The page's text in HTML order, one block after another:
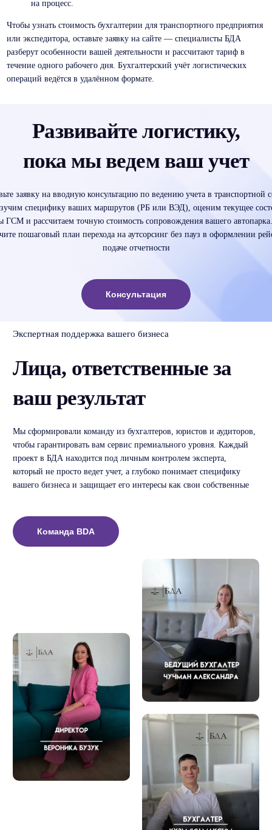
на процесс.
Чтобы узнать стоимость бухгалтерии для транспортного предприятия
или экспедитора, оставьте заявку на сайте — специалисты БДА
разберут особенности вашей деятельности и рассчитают тариф в
течение одного рабочего дня. Бухгалтерский учёт логистических
операций ведётся в удалённом формате.
Развивайте логистику,
пока мы ведем ваш учет
заявку на вводную консультацию по ведению учета в транспортной
специфику ваших маршрутов (РБ или ВЭД), оценим текущее
ГСМ и рассчитаем точную стоимость сопровождения вашего
пошаговый план перехода на аутсорсинг без пауз в оформлении
подаче отчетности
Консультация
Экспертная поддержка вашего бизнеса
Лица, ответственные за
ваш результат
Мы сформировали команду из бухгалтеров, юристов и аудиторов,
чтобы гарантировать вам сервис премиального уровня. Каждый
проект в БДА находится под личным контролем эксперта,
который не просто ведет учет, а глубоко понимает специфику
вашего бизнеса и защищает его интересы как свои собственные
Команда BDA